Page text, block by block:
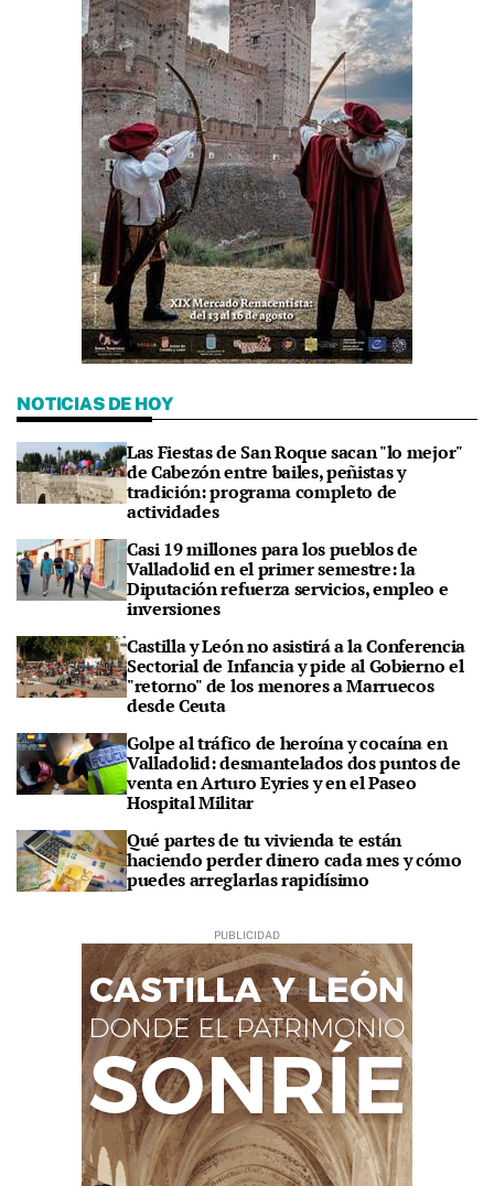
NOTICIAS DE HOY
Las Fiestas de San Roque sacan "lo mejor"
de Cabezón entre bailes, peñistas y
tradición: programa completo de
actividades
Casi 19 millones para los pueblos de
Valladolid en el primer semestre: la
Diputación refuerza servicios, empleo e
inversiones
Castilla y León no asistirá a la Conferencia
Sectorial de Infancia y pide al Gobierno el
"retorno" de los menores a Marruecos
desde Ceuta
Golpe al tráfico de heroína y cocaína en
Valladolid: desmantelados dos puntos de
venta en Arturo Eyries y en el Paseo
Hospital Militar
Qué partes de tu vivienda te están
haciendo perder dinero cada mes y cómo
puedes arreglarlas rapidísimo